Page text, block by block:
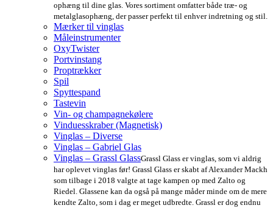
ophæng til dine glas. Vores sortiment omfatter både træ- og
metalglasophæng, der passer perfekt til enhver indretning og stil.
Mærker til vinglas
Måleinstrumenter
OxyTwister
Portvinstang
Proptrækker
Spil
Spyttespand
Tastevin
Vin- og champagnekølere
Vinduesskraber (Magnetisk)
Vinglas – Diverse
Vinglas – Gabriel Glas
Vinglas – Grassl GlassGrassl Glass er vinglas, som vi aldrig
har oplevet vinglas før! Grassl Glass er skabt af Alexander Mackh
som tilbage i 2018 valgte at tage kampen op med Zalto og
Riedel. Glassene kan da også på mange måder minde om de mere
kendte Zalto, som i dag er meget udbredte. Grassl er dog endnu